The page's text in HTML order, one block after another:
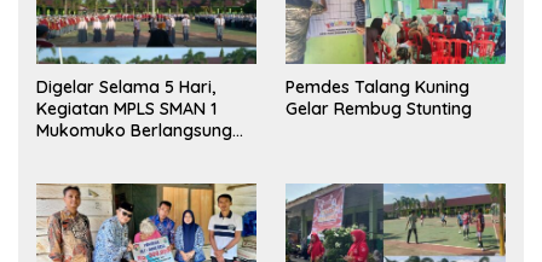
Digelar Selama 5 Hari,
Kegiatan MPLS SMAN 1
Mukomuko Berlangsung
Pemdes Talang Kuning
Gelar Rembug Stunting